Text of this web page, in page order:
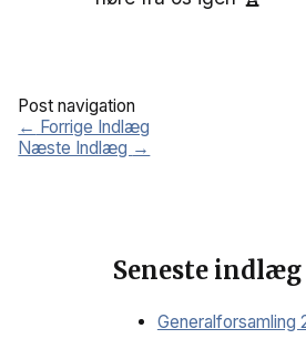
Post navigation
← Forrige Indlæg
Næste Indlæg →
Seneste indlæg
Generalforsamling